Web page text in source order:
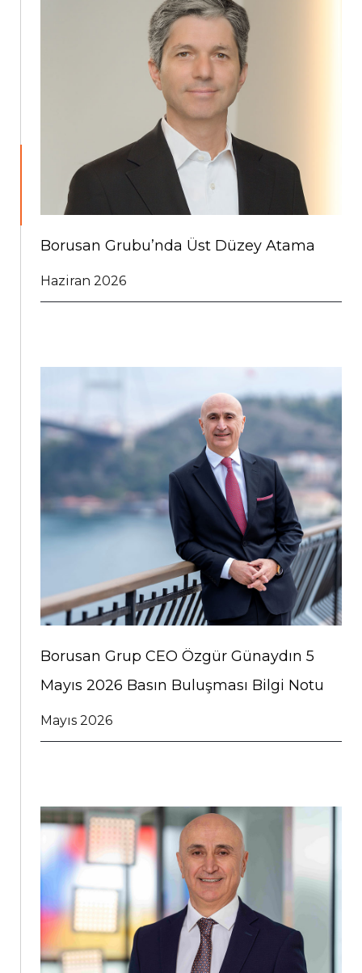
Borusan Grubu’nda Üst Düzey Atama
Haziran 2026
Borusan Grup CEO Özgür Günaydın 5
Mayıs 2026 Basın Buluşması Bilgi Notu
Mayıs 2026